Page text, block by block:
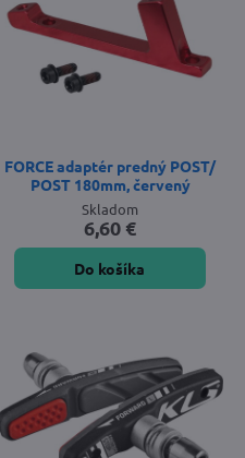
FORCE adaptér predný POST/
POST 180mm, červený
Skladom
6,60 €
Do košíka